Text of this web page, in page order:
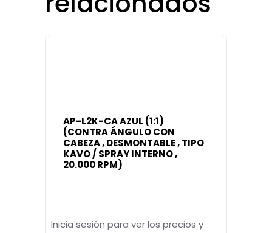
AP-L2K-CA AZUL (1:1)
(CONTRA ÁNGULO CON
CABEZA , DESMONTABLE , TIPO
KAVO / SPRAY INTERNO ,
20.000 RPM)
Inicia sesión para ver los precios y